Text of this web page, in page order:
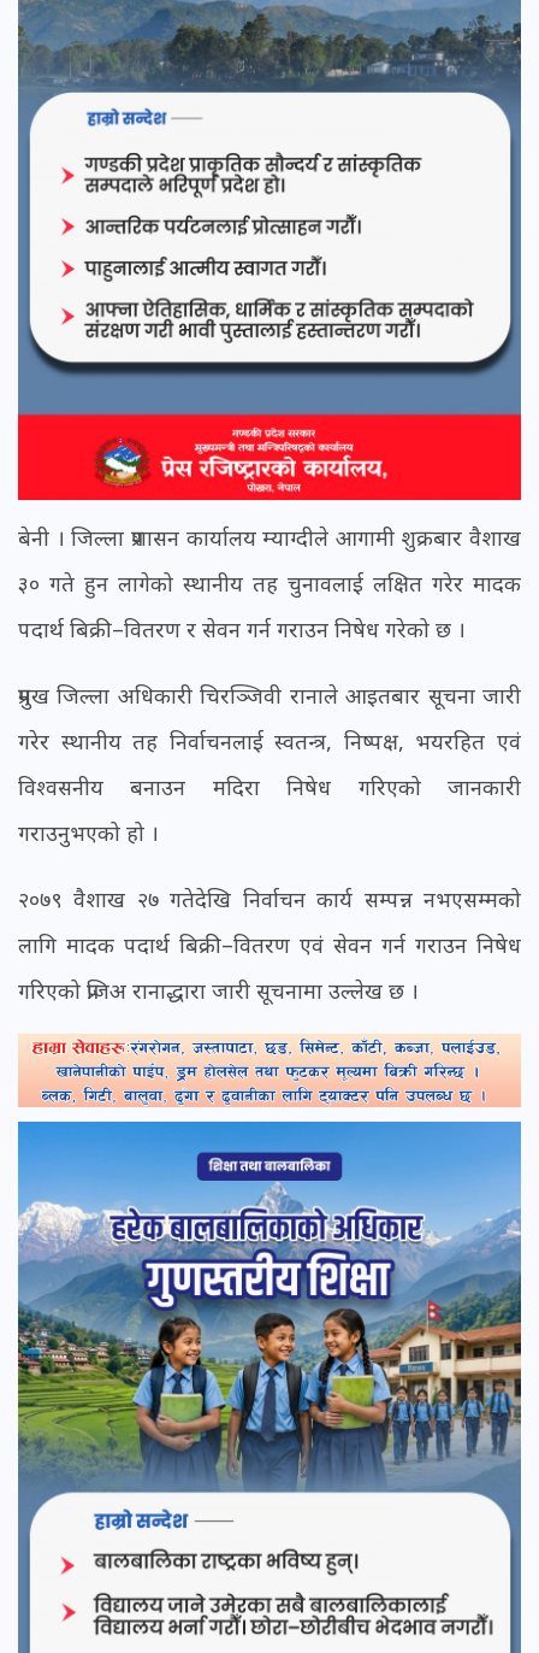
बेनी । जिल्ला प्रशासन कार्यालय म्याग्दीले आगामी शुक्रबार वैशाख
३० गते हुन लागेको स्थानीय तह चुनावलाई लक्षित गरेर मादक
पदार्थ बिक्री–वितरण र सेवन गर्न गराउन निषेध गरेको छ ।
प्रमुख जिल्ला अधिकारी चिरञ्जिवी रानाले आइतबार सूचना जारी
गरेर स्थानीय तह निर्वाचनलाई स्वतन्त्र, निष्पक्ष, भयरहित एवं
विश्वसनीय बनाउन मदिरा निषेध गरिएको जानकारी
गराउनुभएको हो ।
२०७९ वैशाख २७ गतेदेखि निर्वाचन कार्य सम्पन्न नभएसम्मको
लागि मादक पदार्थ बिक्री–वितरण एवं सेवन गर्न गराउन निषेध
गरिएको प्रजिअ रानाद्धारा जारी सूचनामा उल्लेख छ ।